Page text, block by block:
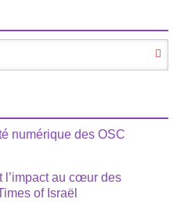
numérique des OSC
l’impact au cœur des
of Israël